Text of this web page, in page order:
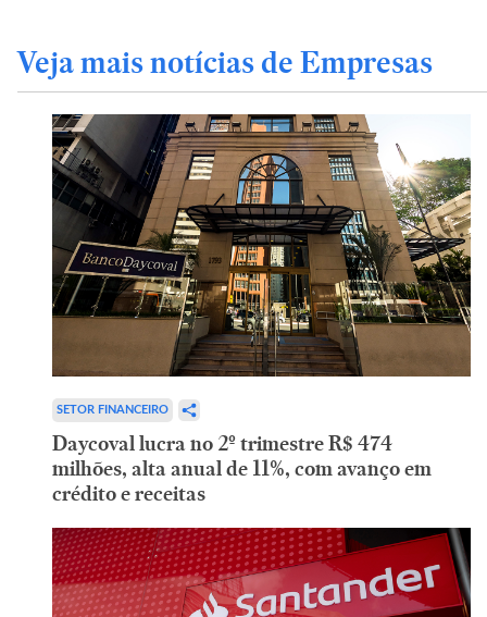
Veja mais notícias de Empresas
SETOR FINANCEIRO
Daycoval lucra no 2º trimestre R$ 474
milhões, alta anual de 11%, com avanço em
crédito e receitas